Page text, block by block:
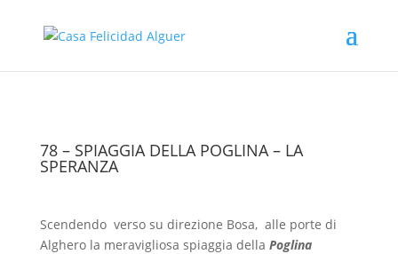
78 – SPIAGGIA DELLA POGLINA – LA
SPERANZA
Scendendo verso su direzione Bosa, alle porte di
Alghero la meravigliosa spiaggia della Poglina